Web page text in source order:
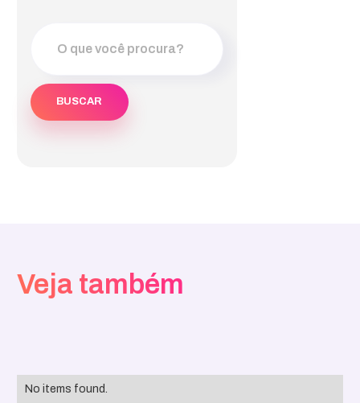
Veja também
No items found.